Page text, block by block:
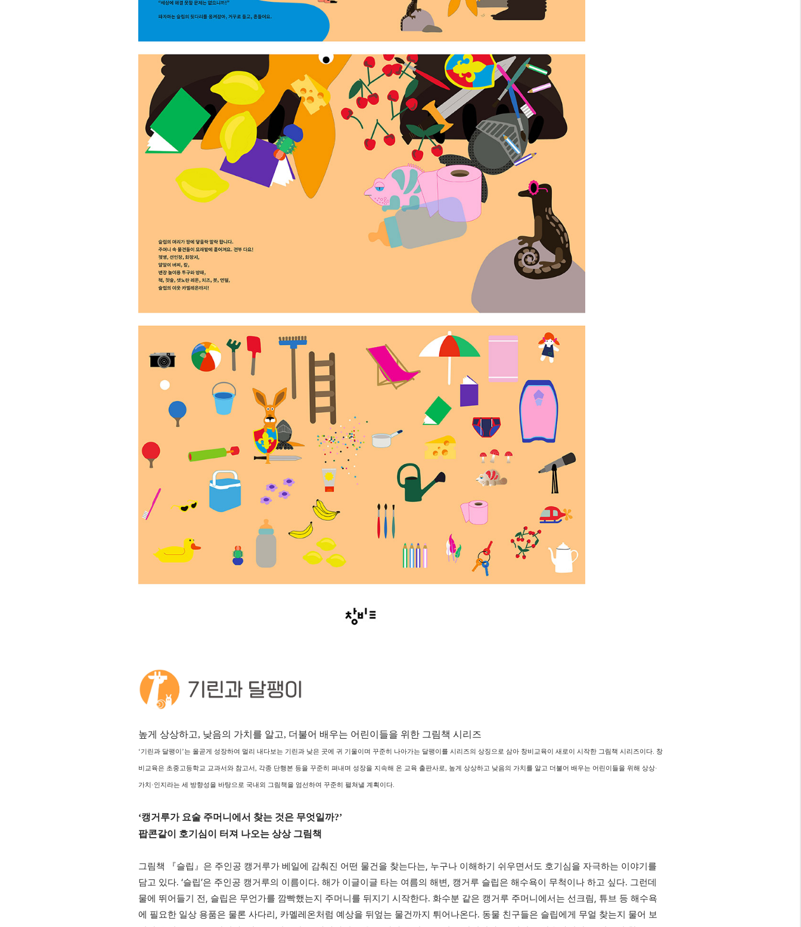
높게 상상하고, 낮음의 가치를 알고, 더불어 배우는 어린이들을 위한 그림책 시리즈
‘기린과 달팽이 ’는 올곧게 성장하여 멀리 내다보는 기린과 낮은 곳에 귀 기울이며 꾸준히 나아가는 달팽이를 시리즈의 상징으로 삼아 창비교육이 새로이 시작한 그림책 시리즈이다. 창
비교육은 초중고등학교 교과서와 참고서, 각종 단행본 등을 꾸준히 펴내며 성장을 지속해 온 교육 출판사로, 높게 상상하고 낮음의 가치를 알고 더불어 배우는 어린이들을 위해 상상·
가치 ·인지라는 세 방향성을 바탕으로 국내외 그림책을 엄선하여 꾸준히 펼쳐낼 계획이다.
‘캥거루가 요술 주머니에서 찾는 것은 무엇일까?’
팝콘같이 호기심이 터져 나오는 상상 그림책
그림책 『슬립 』 은 주인공 캥거루가 베일에 감춰진 어떤 물건을 찾는다는, 누구나 이해하기 쉬우면서도 호기심을 자극하는 이야기를
담고 있다. ‘슬립’은 주인공 캥거루의 이름이다. 해가 이글이글 타는 여름의 해변, 캥거루 슬립은 해수욕이 무척이나 하고 싶다. 그런데
물에 뛰어들기 전, 슬립은 무언가를 깜빡했는지 주머니를 뒤지기 시작한다. 화수분 같은 캥거루 주머니에서는 선크림, 튜브 등 해수욕
에 필요한 일상 용품은 물론 사다리 , 카멜레온처럼 예상을 뒤엎는 물건까지 튀어나온다. 동물 친구들은 슬립에게 무얼 찾는지 물어 보